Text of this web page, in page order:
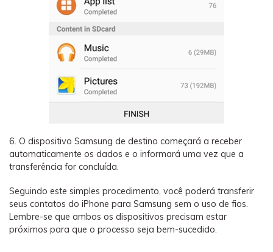
6. O dispositivo Samsung de destino começará a receber
automaticamente os dados e o informará uma vez que a
transferência for concluída.
Seguindo este simples procedimento, você poderá transferir
seus contatos do iPhone para Samsung sem o uso de fios.
Lembre-se que ambos os dispositivos precisam estar
próximos para que o processo seja bem-sucedido.